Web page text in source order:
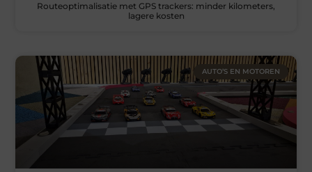
Routeoptimalisatie met GPS trackers: minder kilometers,
lagere kosten
AUTO’S EN MOTOREN